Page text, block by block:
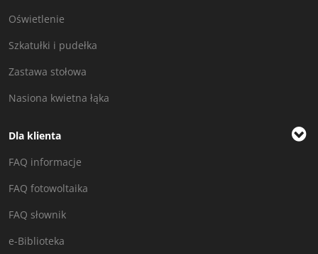
Oświetlenie
Szkatułki i pudełka
Zastawa stołowa
Nasiona kwietna łąka
Dla klienta
FAQ informacje
FAQ fotowoltaika
FAQ słownik
e-Biblioteka